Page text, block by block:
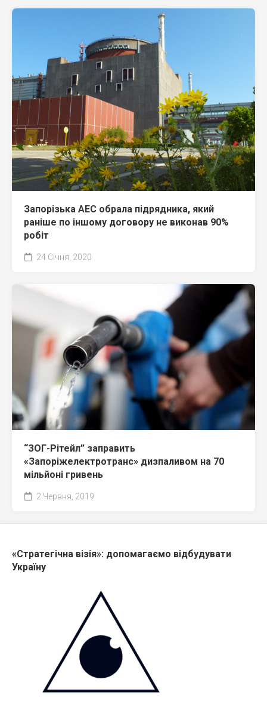
Запорізька АЕС обрала підрядника, який
раніше по іншому договору не виконав 90%
робіт
24 Січня, 2020
“ЗОГ-Рітейл” заправить
«Запоріжелектротранс» дизпаливом на 70
мільйоні гривень
2 Червня, 2019
«Стратегічна візія»: допомагаємо відбудувати
Україну